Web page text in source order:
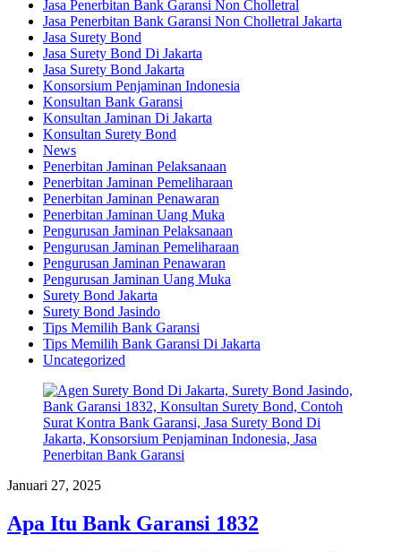
Jasa Penerbitan Bank Garansi Non Cholletral
Jasa Penerbitan Bank Garansi Non Cholletral Jakarta
Jasa Surety Bond
Jasa Surety Bond Di Jakarta
Jasa Surety Bond Jakarta
Konsorsium Penjaminan Indonesia
Konsultan Bank Garansi
Konsultan Jaminan Di Jakarta
Konsultan Surety Bond
News
Penerbitan Jaminan Pelaksanaan
Penerbitan Jaminan Pemeliharaan
Penerbitan Jaminan Penawaran
Penerbitan Jaminan Uang Muka
Pengurusan Jaminan Pelaksanaan
Pengurusan Jaminan Pemeliharaan
Pengurusan Jaminan Penawaran
Pengurusan Jaminan Uang Muka
Surety Bond Jakarta
Surety Bond Jasindo
Tips Memilih Bank Garansi
Tips Memilih Bank Garansi Di Jakarta
Uncategorized
Januari 27, 2025
Apa Itu Bank Garansi 1832